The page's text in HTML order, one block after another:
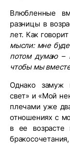
Влюбленные
разницы в
лет. Как
мысли: мне
потом думаю –
чтобы мы
Однако замуж
свет» и «Мой
плечами уже
отношениях с
в ее возрасте